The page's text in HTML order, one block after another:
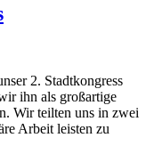
2. Stadtkongress
ihn als großartige
Wir teilten uns in zwei
Arbeit leisten zu